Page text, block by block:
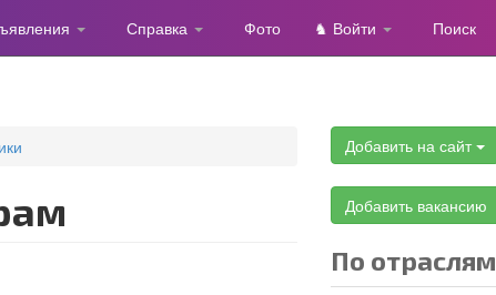
Справка Фото ♞ Войти Поиск
Добавить на сайт
Добавить вакансию
По отраслям